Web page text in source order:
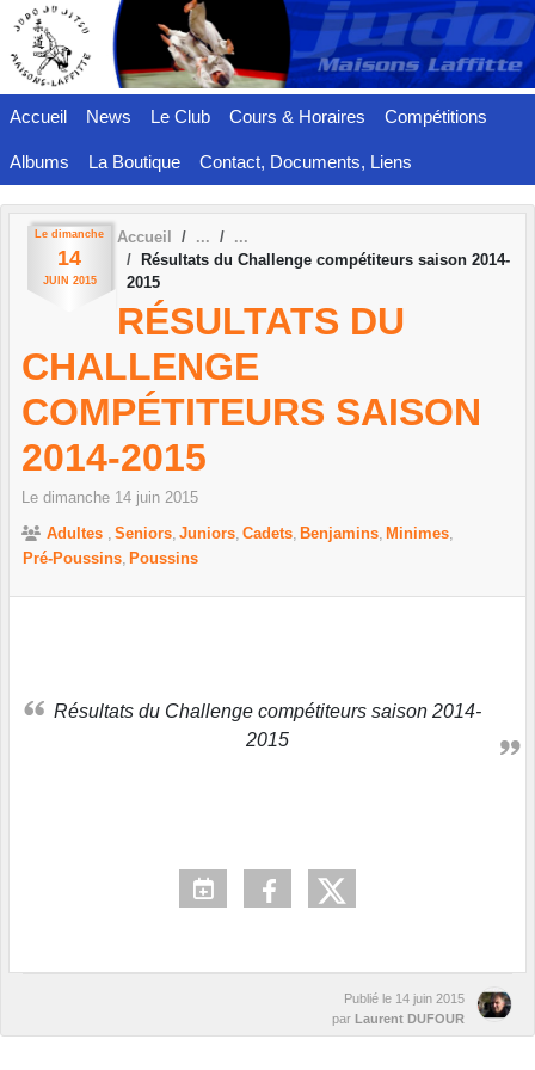
Accueil News Le Club Cours & Horaires Compétitions
Albums La Boutique Contact, Documents, Liens
Le dimanche
14
JUIN 2015
Accueil
Résultats du Challenge compétiteurs saison 2014-
2015
RÉSULTATS DU
CHALLENGE
COMPÉTITEURS SAISON
2014-2015
Le dimanche 14 juin 2015
Adultes
Seniors Juniors Cadets Benjamins Minimes
Pré-Poussins Poussins
Résultats du Challenge compétiteurs saison 2014-
2015
Publié le 14 juin 2015
par Laurent DUFOUR
Panneau de gestion des cookies